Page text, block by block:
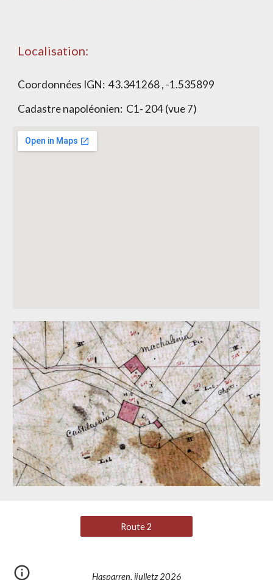
Localisation:
Coordonnées IGN:43.341268 , -1.535899
Cadastre napoléonien: C1- 204 (vue 7)
Route 2
Hasparren, jiulletz 2026